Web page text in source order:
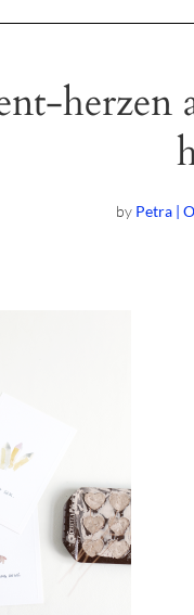
herzen
by Petra |